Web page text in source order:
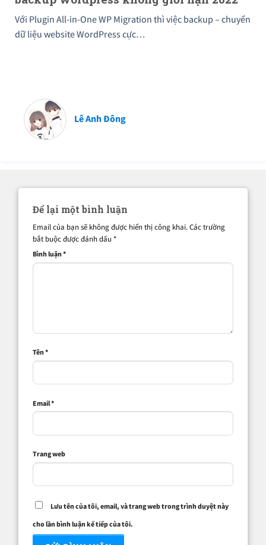
Với Plugin All-in-One WP Migration thì việc backup – chuyển
dữ liệu website WordPress cực…
Lê Anh Đông
Để lại một bình luận
Email của bạn sẽ không được hiển thị công khai.Các trường
bắt buộc được đánh dấu *
Bình luận*
Tên*
Email*
Trang web
Lưu tên của tôi, email, và trang web trong trình duyệt này
cho lần bình luận kế tiếp của tôi.